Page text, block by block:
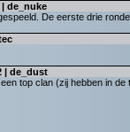
| de_nuke
De eerste drie
| de_dust
top clan (zij hebben in de